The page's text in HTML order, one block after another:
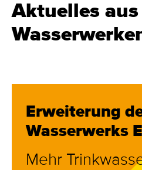
Aktuelles
Erweiterung
Wasserwerks
Mehr